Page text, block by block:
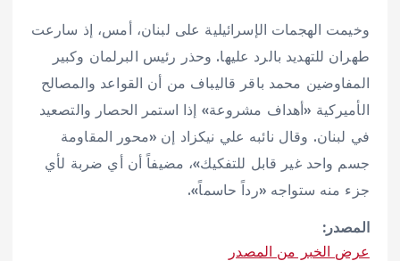
وخيمت الهجمات الإسرائيلية على لبنان، أمس، إذ سارعت
طهران للتهديد بالرد عليها. وحذر رئيس البرلمان وكبير
المفاوضين محمد باقر قاليباف من أن القواعد والمصالح
الأميركية «أهداف مشروعة» إذا استمر الحصار والتصعيد
في لبنان. وقال نائبه علي نيكزاد إن «محور المقاومة
جسم واحد غير قابل للتفكيك»، مضيفاً أن أي ضربة لأي
جزء منه ستواجه «رداً حاسماً».
المصدر:
عرض الخبر من المصدر